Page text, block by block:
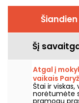
Šiandien
Šį
Atgal į
vaikais
Štai ir viskas,
norėtumėte
pramogų